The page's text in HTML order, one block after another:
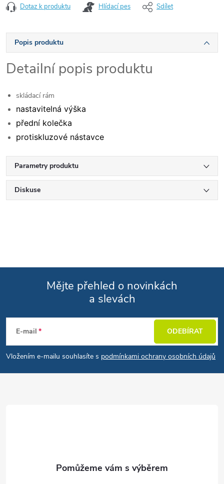
Dotaz k produktu Hlídací pes Sdílet
Popis produktu
Detailní popis produktu
skládací rám
nastavitelná výška
přední kolečka
protiskluzové nástavce
Parametry produktu
Diskuse
Mějte přehled o novinkách
a slevách
E-mail
Vložením e-mailu souhlasíte s podmínkami ochrany osobních údajů
ODEBÍRAT